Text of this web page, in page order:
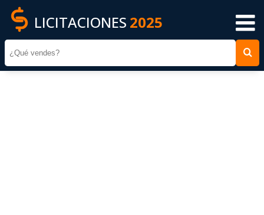
LICITACIONES 2025